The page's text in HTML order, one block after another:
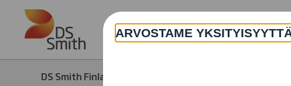
Skip to main content
DS Smith Finland